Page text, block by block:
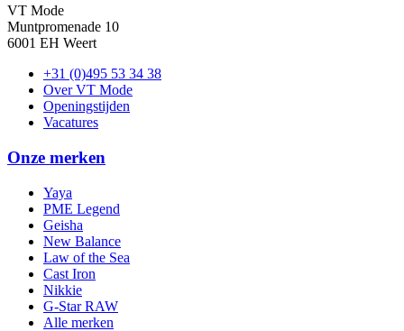
VT Mode
Muntpromenade 10
6001 EH Weert
+31 (0)495 53 34 38
Over VT Mode
Openingstijden
Vacatures
Onze merken
Yaya
PME Legend
Geisha
New Balance
Law of the Sea
Cast Iron
Nikkie
G-Star RAW
Alle merken